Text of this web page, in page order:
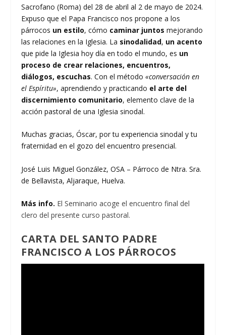
Sacrofano (Roma) del 28 de abril al 2 de mayo de 2024.
Expuso que el Papa Francisco nos propone a los
párrocos un estilo, cómo caminar juntos mejorando
las relaciones en la Iglesia. La sinodalidad, un acento
que pide la Iglesia hoy día en todo el mundo, es un
proceso de crear relaciones, encuentros,
diálogos, escuchas. Con el método«conversación en
el Espíritu», aprendiendo y practicando el arte del
discernimiento comunitario, elemento clave de la
acción pastoral de una Iglesia sinodal.
Muchas gracias, Óscar, por tu experiencia sinodal y tu
fraternidad en el gozo del encuentro presencial.
José Luis Miguel González, OSA – Párroco de Ntra. Sra.
de Bellavista, Aljaraque, Huelva.
Más info. El Seminario acoge el encuentro final del
clero del presente curso pastoral.
CARTA DEL SANTO PADRE
FRANCISCO A LOS PÁRROCOS